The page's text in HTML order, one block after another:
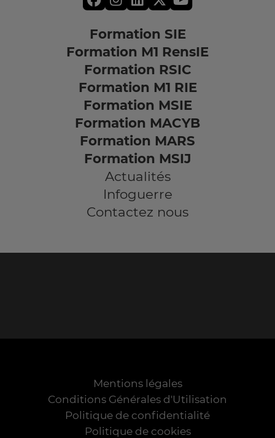
Formation SIE
Formation M1 RensIE
Formation RSIC
Formation M1 RIE
Formation MSIE
Formation MACYB
Formation MARS
Formation MSIJ
Actualités
Infoguerre
Contactez nous
Mentions légales
Conditions Générales d'Utilisation
Politique de confidentialité
Politique de cookies